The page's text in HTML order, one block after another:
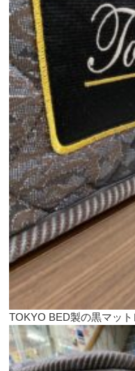
TOKYO BED製の黒マッ